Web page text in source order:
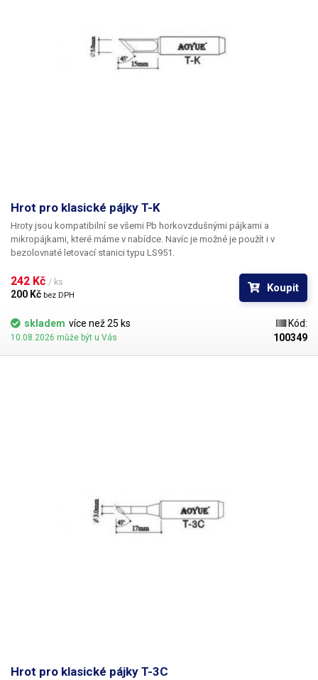
Hrot pro klasické pájky T-K
Hroty jsou kompatibilní se všemi Pb horkovzdušnými pájkami a
mikropájkami, které máme v nabídce. Navíc je možné je použít i v
bezolovnaté letovací stanici typu LS951.
242 Kč / ks
200 Kč bez DPH
Koupit
skladem více než 25 ks
10.08.2026 může být u Vás
Kód:
100349
Hrot pro klasické pájky T-3C